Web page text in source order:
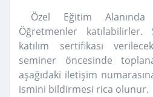
Özel Eğitim Alanında
Öğretmenler katılabilirler.
katılım sertifikası
seminer öncesinde
aşağıdaki iletişim
ismini bildirmesi rica olunur.